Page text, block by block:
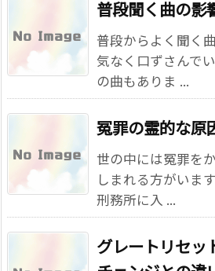
普段聞く曲の影
普段からよく聞く
気なく口ずさんで
の曲もありま ...
冤罪の霊的な原
世の中には冤罪を
しまれる方がいま
刑務所に入 ...
グレートリセッ